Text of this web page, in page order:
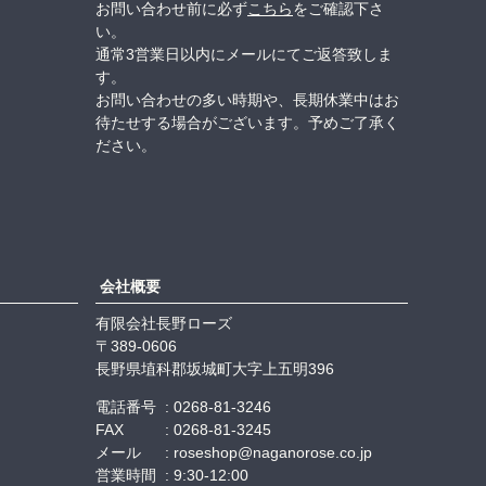
お問い合わせ前に必ずこちらをご確認下さ
い。
通常3営業日以内にメールにてご返答致しま
す。
お問い合わせの多い時期や、長期休業中はお
待たせする場合がございます。予めご了承く
ださい。
会社概要
有限会社長野ローズ
389-0606
長野県埴科郡坂城町大字上五明396
電話番号
0268-81-3246
FAX
0268-81-3245
メール
roseshop@naganorose.co.jp
営業時間
9:30-12:00